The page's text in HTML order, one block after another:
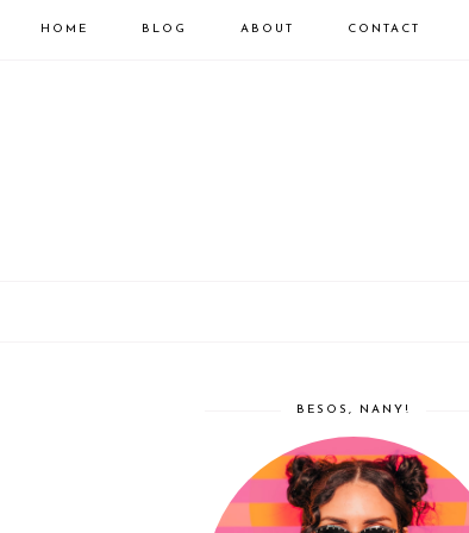
HOME BLOG ABOUT CONTACT
BESOS, NANY!